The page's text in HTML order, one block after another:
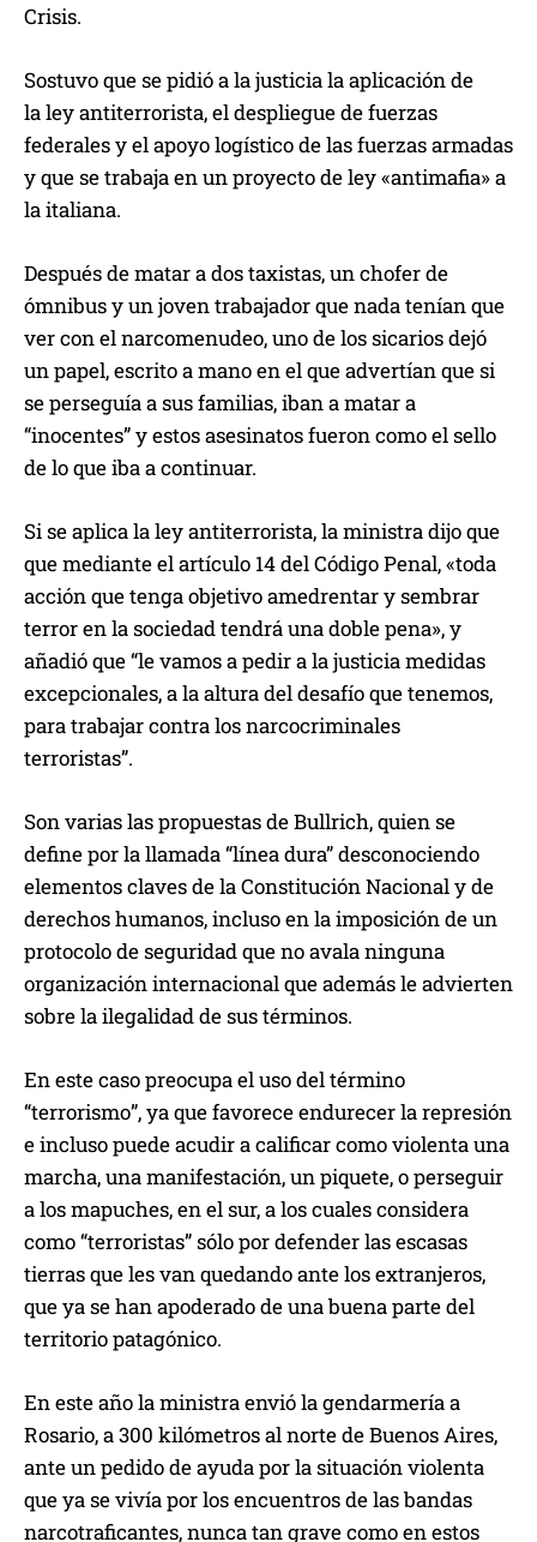
Crisis.
Sostuvo que se pidió a la justicia la aplicación de
la ley antiterrorista, el despliegue de fuerzas
federales y el apoyo logístico de las fuerzas armadas
y que se trabaja en un proyecto de ley «antimafia» a
la italiana.
Después de matar a dos taxistas, un chofer de
ómnibus y un joven trabajador que nada tenían que
ver con el narcomenudeo, uno de los sicarios dejó
un papel, escrito a mano en el que advertían que si
se perseguía a sus familias, iban a matar a
“inocentes” y estos asesinatos fueron como el sello
de lo que iba a continuar.
Si se aplica la ley antiterrorista, la ministra dijo que
que mediante el artículo 14 del Código Penal, «toda
acción que tenga objetivo amedrentar y sembrar
terror en la sociedad tendrá una doble pena», y
añadió que “le vamos a pedir a la justicia medidas
excepcionales, a la altura del desafío que tenemos,
para trabajar contra los narcocriminales
terroristas”.
Son varias las propuestas de Bullrich, quien se
define por la llamada “línea dura” desconociendo
elementos claves de la Constitución Nacional y de
derechos humanos, incluso en la imposición de un
protocolo de seguridad que no avala ninguna
organización internacional que además le advierten
sobre la ilegalidad de sus términos.
En este caso preocupa el uso del término
“terrorismo”, ya que favorece endurecer la represión
e incluso puede acudir a calificar como violenta una
marcha, una manifestación, un piquete, o perseguir
a los mapuches, en el sur, a los cuales considera
como “terroristas” sólo por defender las escasas
tierras que les van quedando ante los extranjeros,
que ya se han apoderado de una buena parte del
territorio patagónico.
En este año la ministra envió la gendarmería a
Rosario, a 300 kilómetros al norte de Buenos Aires,
ante un pedido de ayuda por la situación violenta
que ya se vivía por los encuentros de las bandas
narcotraficantes, nunca tan grave como en estos